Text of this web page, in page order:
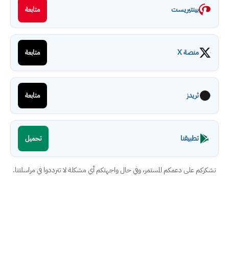
بينتيريست متابعة
منصة X متابعة
ثريدز متابعة
تطبيقنا تحميل
نشكركم على دعمكم المستمر، وفي حال واجهتكم أي مشكلة لا تترددوا في مراسلتنا.